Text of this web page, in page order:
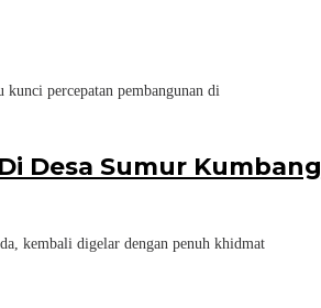
percepatan pembangunan di
Desa Sumur Kumbang
kembali digelar dengan penuh khidmat